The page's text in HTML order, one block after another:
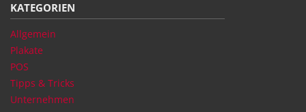
KATEGORIEN
Allgemein
Plakate
POS
Tipps & Tricks
Unternehmen